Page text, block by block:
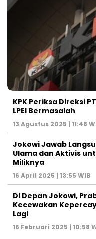
KPK Periksa Direksi
LPEI Bermasalah
13 Agustus 2025 | 11:48
Jokowi Jawab
Ulama dan Aktivis
Miliknya
16 April 2025 | 13:55 WIB
Di Depan Jokowi,
Kecewakan
Lagi
16 Februari 2025 | 10:58